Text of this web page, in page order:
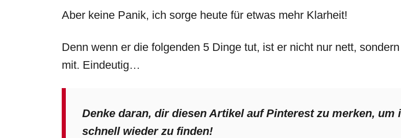
Aber keine Panik, ich sorge heute für etwas mehr Klarheit!
Denn wenn er die folgenden 5 Dinge tut, ist er nicht nur nett,
mit. Eindeutig…
Denke daran, dir diesen Artikel auf Pinterest zu merken, um
schnell wieder zu finden!